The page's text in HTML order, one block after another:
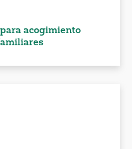
acogimiento